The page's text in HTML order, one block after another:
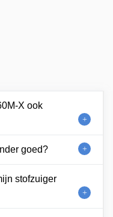
X ook
goed?
stofzuiger